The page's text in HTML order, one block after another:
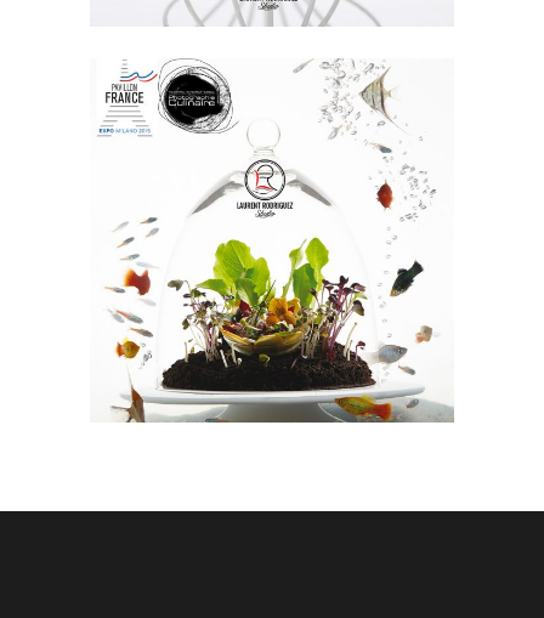
EXPO MILANO 2015
Photos